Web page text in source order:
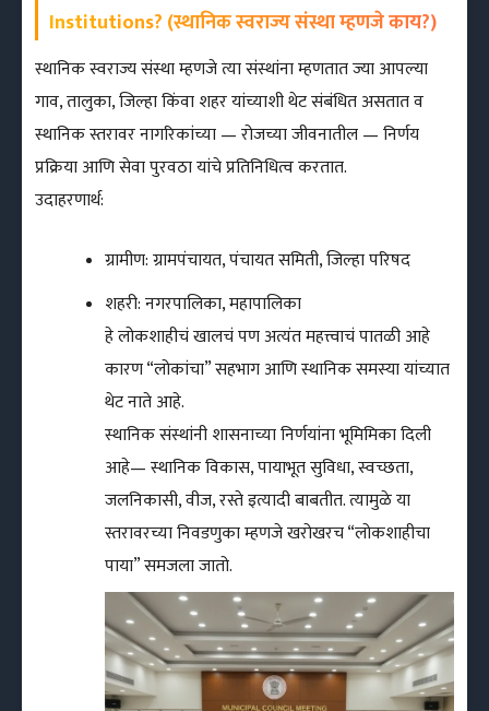
Institutions? (स्थानिक स्वराज्य संस्था म्हणजे काय?)
स्थानिक स्वराज्य संस्था म्हणजे त्या संस्थांना म्हणतात ज्या आपल्या
गाव, तालुका, जिल्हा किंवा शहर यांच्याशी थेट संबंधित असतात व
स्थानिक स्तरावर नागरिकांच्या — रोजच्या जीवनातील — निर्णय
प्रक्रिया आणि सेवा पुरवठा यांचे प्रतिनिधित्व करतात.
उदाहरणार्थ:
ग्रामीण: ग्रामपंचायत, पंचायत समिती, जिल्हा परिषद
शहरी: नगरपालिका, महापालिका
हे लोकशाहीचं खालचं पण अत्यंत महत्त्वाचं पातळी आहे
कारण “लोकांचा” सहभाग आणि स्थानिक समस्या यांच्यात
थेट नाते आहे.
स्थानिक संस्थांनी शासनाच्या निर्णयांना भूमिमिका दिली
आहे— स्थानिक विकास, पायाभूत सुविधा, स्वच्छता,
जलनिकासी, वीज, रस्ते इत्यादी बाबतीत. त्यामुळे या
स्तरावरच्या निवडणुका म्हणजे खरोखरच “लोकशाहीचा
पाया” समजला जातो.